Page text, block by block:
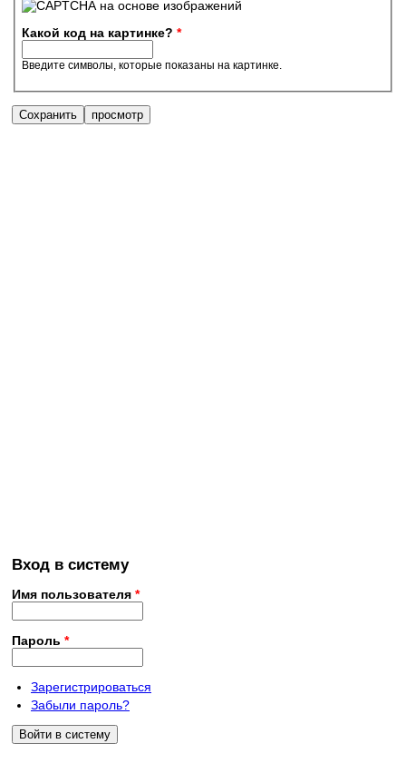
Какой код на картинке? *
Введите символы, которые показаны на картинке.
Вход в систему
Имя пользователя *
Пароль *
Зарегистрироваться
Забыли пароль?